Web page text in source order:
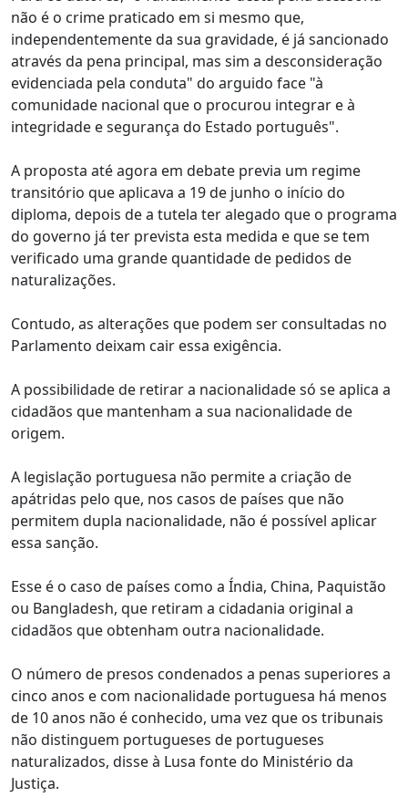
não é o crime praticado em si mesmo que,
independentemente da sua gravidade, é já sancionado
através da pena principal, mas sim a desconsideração
evidenciada pela conduta" do arguido face "à
comunidade nacional que o procurou integrar e à
integridade e segurança do Estado português".
A proposta até agora em debate previa um regime
transitório que aplicava a 19 de junho o início do
diploma, depois de a tutela ter alegado que o programa
do governo já ter prevista esta medida e que se tem
verificado uma grande quantidade de pedidos de
naturalizações.
Contudo, as alterações que podem ser consultadas no
Parlamento deixam cair essa exigência.
A possibilidade de retirar a nacionalidade só se aplica a
cidadãos que mantenham a sua nacionalidade de
origem.
A legislação portuguesa não permite a criação de
apátridas pelo que, nos casos de países que não
permitem dupla nacionalidade, não é possível aplicar
essa sanção.
Esse é o caso de países como a Índia, China, Paquistão
ou Bangladesh, que retiram a cidadania original a
cidadãos que obtenham outra nacionalidade.
O número de presos condenados a penas superiores a
cinco anos e com nacionalidade portuguesa há menos
de 10 anos não é conhecido, uma vez que os tribunais
não distinguem portugueses de portugueses
naturalizados, disse à Lusa fonte do Ministério da
Justiça.